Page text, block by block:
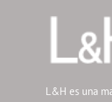
L&H es una